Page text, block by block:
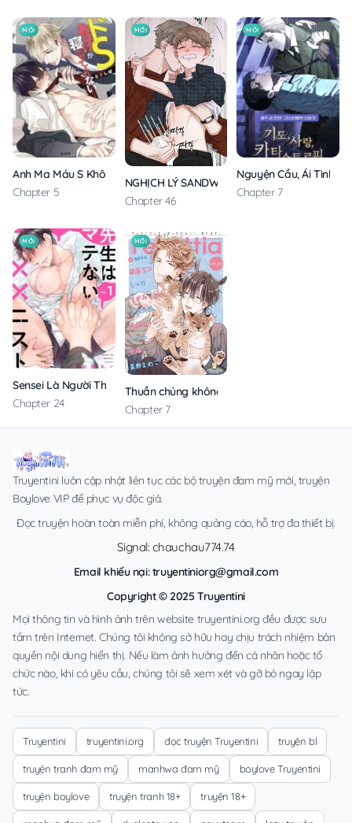
MỚI
Anh Ma Máu S Không Cho Tôi Ngủ Yên
Chapter 5
MỚI
NGHỊCH LÝ SANDWICH
Chapter 46
MỚI
Nguyện Cầu, Ái Tình,
Chapter 7
MỚI
Sensei Là Người Thích Chơi Mông
Chapter 24
MỚI
Thuần chủng không rung động
Chapter 7
Truyentini luôn cập nhật liên tục các bộ truyện đam mỹ mới, truyện
Boylove VIP để phục vụ độc giả.
Đọc truyện hoàn toàn miễn phí, không quảng cáo, hỗ trợ đa thiết bị.
Signal: chauchau774.74
Email khiếu nại:truyentiniorg@gmail.com
Copyright © 2025 Truyentini
Mọi thông tin và hình ảnh trên website truyentini.org đều được sưu
tầm trên Internet. Chúng tôi không sở hữu hay chịu trách nhiệm bản
quyền nội dung hiển thị. Nếu làm ảnh hưởng đến cá nhân hoặc tổ
chức nào, khi có yêu cầu, chúng tôi sẽ xem xét và gỡ bỏ ngay lập
tức.
Truyentini truyentini.org đọc truyện Truyentini truyện bl
truyện tranh đam mỹ manhwa đam mỹ boylove Truyentini
truyện boylove truyện tranh 18+ truyện 18+